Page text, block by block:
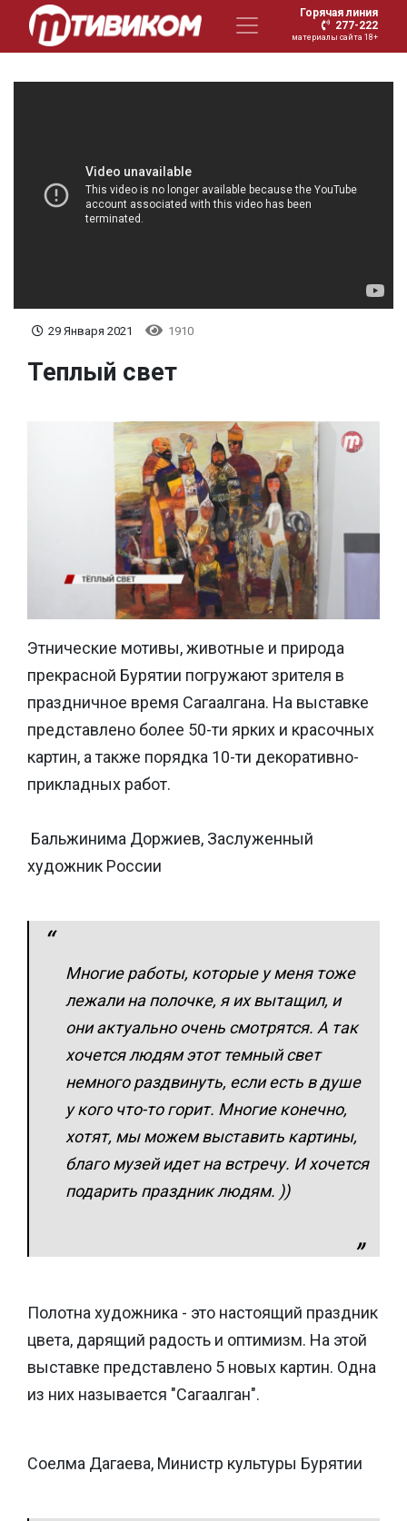
Горячая линия
277-222
материалы сайта 18+
29 Января 2021 1910
Теплый свет
Этнические мотивы, животные и природа
прекрасной Бурятии погружают зрителя в
праздничное время Сагаалгана. На выставке
представлено более 50-ти ярких и красочных
картин, а также порядка 10-ти декоративно-
прикладных работ.
Бальжинима Доржиев, Заслуженный
художник России
Многие работы, которые у меня тоже
лежали на полочке, я их вытащил, и
они актуально очень смотрятся. А так
хочется людям этот темный свет
немного раздвинуть, если есть в душе
у кого что-то горит. Многие конечно,
хотят, мы можем выставить картины,
благо музей идет на встречу. И хочется
подарить праздник людям. ))
Полотна художника - это настоящий праздник
цвета, дарящий радость и оптимизм. На этой
выставке представлено 5 новых картин. Одна
из них называется "Сагаалган".
Соелма Дагаева, Министр культуры Бурятии